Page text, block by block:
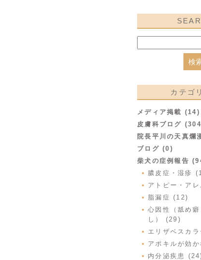
カテゴ
メディア掲載 (14)
皮膚科ブログ
院長平川の天真爛
ブログ (0)
柴犬の症例報告
膿皮症・湿疹
アトピー・ア
脂漏症 (12)
心因性（舐め
し） (29)
エリザベスカ
アポキルが効
内分泌疾患